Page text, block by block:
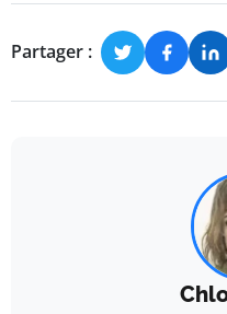
Partager :